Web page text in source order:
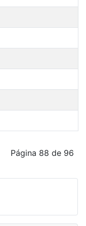
Página 88 de 96